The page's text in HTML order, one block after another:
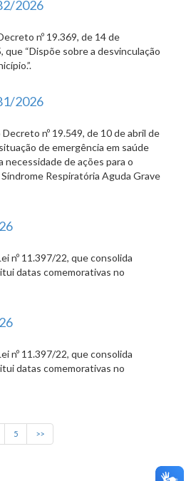
2026
nº 19.369, de 14 de
que “Dispõe sobre a desvinculação
2026
Decreto nº 19.549, de 10 de abril de
de emergência em saúde
necessidade de ações para o
Respiratória Aguda Grave
nº 11.397/22, que consolida
datas comemorativas no
nº 11.397/22, que consolida
datas comemorativas no
5 >>